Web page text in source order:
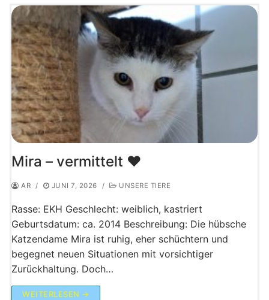
Mira – vermittelt ♥️
AR / JUNI 7, 2026 / UNSERE TIERE
Rasse: EKH Geschlecht: weiblich, kastriert
Geburtsdatum: ca. 2014 Beschreibung: Die hübsche
Katzendame Mira ist ruhig, eher schüchtern und
begegnet neuen Situationen mit vorsichtiger
Zurückhaltung. Doch…
WEITERLESEN →